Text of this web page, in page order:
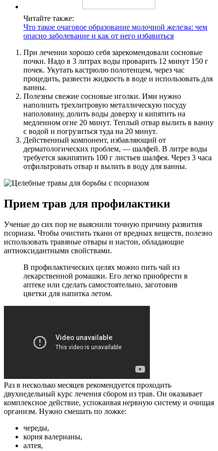
Читайте также:
Что такое очаговое образование молочной железы: чем
опасно заболевание и как от него избавиться
При лечении хорошо себя зарекомендовали сосновые
почки. Надо в 3 литрах воды проварить 12 минут 150 г
почек. Укутать кастрюлю полотенцем, через час
процедить, развести жидкость в воде и использовать для
ванны.
Полезны свежие сосновые иголки. Ими нужно
наполнить трехлитровую металлическую посуду
наполовину, долить воды доверху и кипятить на
медленном огне 20 минут. Теплый отвар вылить в ванну
с водой и погрузиться туда на 20 минут.
Действенный компонент, избавляющий от
дерматологических проблем, — шалфей. В литре воды
требуется закипятить 100 г листьев шалфея. Через 3 часа
отфильтровать отвар и вылить в воду для ванны.
Прием трав для профилактики
Ученые до сих пор не выяснили точную причину развития
псориаза. Чтобы очистить ткани от вредных веществ, полезно
использовать травяные отвары и настои, обладающие
антиоксидантными свойствами.
В профилактических целях можно пить чай из
лекарственной ромашки. Его легко приобрести в
аптеке или сделать самостоятельно, заготовив
цветки для напитка летом.
Раз в несколько месяцев рекомендуется проходить
двухнедельный курс лечения сбором из трав. Он оказывает
комплексное действие, успокаивая нервную систему и очищая
организм. Нужно смешать по ложке:
череды,
корня валерианы,
алтея,